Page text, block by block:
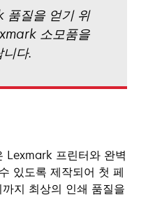
품질을 얻기 위
소모품을
다.
Lexmark 프린터와 완벽
있도록 제작되어 첫 페
지 최상의 인쇄 품질을